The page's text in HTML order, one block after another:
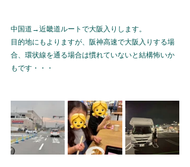
中国道→近畿道ルートで大阪入りします。
目的地にもよりますが、阪神高速で大阪入りする場
合、環状線を通る場合は慣れていないと結構怖いか
もです・・・